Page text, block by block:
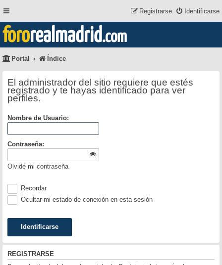
Identificarse
Registrarse
fororealmadrid.com
Portal Índice
El administrador del sitio requiere que estés
registrado y te hayas identificado para ver
perfiles.
Nombre de Usuario:
Contraseña:
Olvidé mi contraseña
Recordar
Ocultar mi estado de conexión en esta sesión
REGISTRARSE